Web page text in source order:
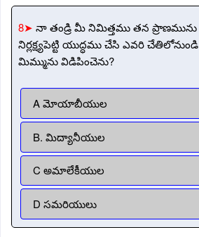
8➤ నా తండ్రి మీ నిమిత్తము తన ప్రాణమును
నిర్లక్ష్యపెట్టి యుద్ధము చేసి ఎవరి చేతిలోనుండి
మిమ్మును విడిపించెను?
A మోయాబీయుల
B. మిద్యానీయుల
C అమాలేకీయుల
D సమరియులు